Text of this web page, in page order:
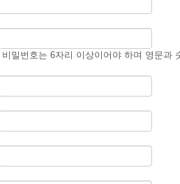
비밀번호는 6자리 이상이어야 하며 영문과